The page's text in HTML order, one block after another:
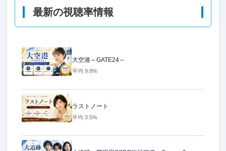
最新の視聴率情報
大空港～GATE24～
平均 9.8%
ラストノート
平均 3.5%